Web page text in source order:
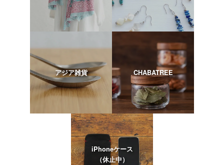
アジア雑貨 CHABATREE
iPhoneケース
（休止中）